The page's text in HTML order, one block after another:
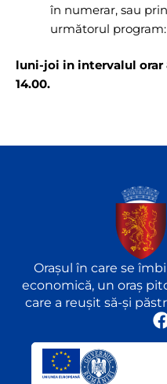
în numerar, sau
următorul program:
luni-joi in intervalul orar
14.00.
Orașul în care se
economică, un oraș
care a reușit să-și